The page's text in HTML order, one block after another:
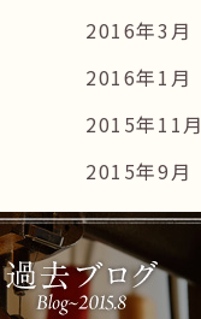
2016年3月
2016年1月
2015年11月
2015年9月